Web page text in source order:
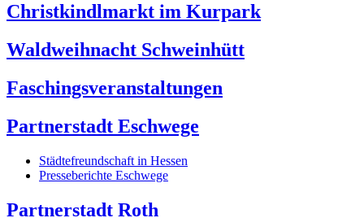
Christkindlmarkt im Kurpark
Waldweihnacht Schweinhütt
Faschingsveranstaltungen
Partnerstadt Eschwege
Städtefreundschaft in Hessen
Presseberichte Eschwege
Partnerstadt Roth